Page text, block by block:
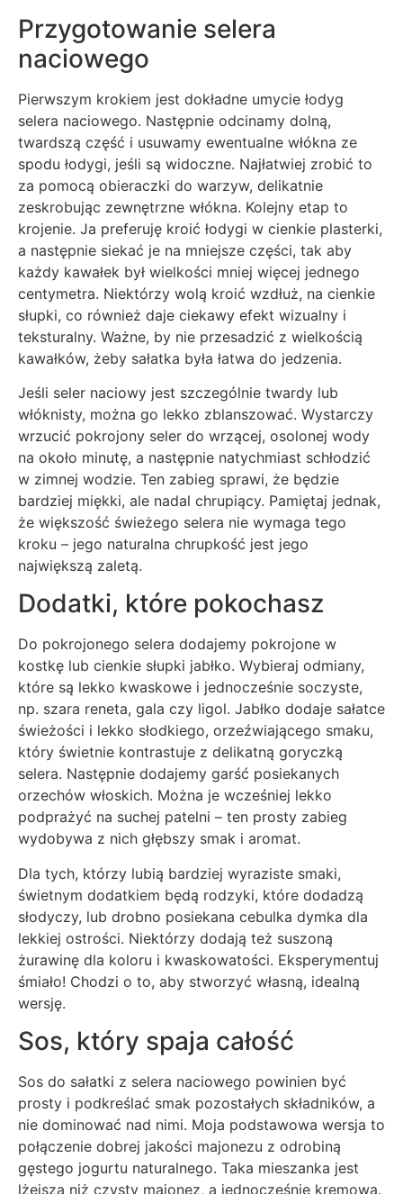
Przygotowanie selera
naciowego
Pierwszym krokiem jest dokładne umycie łodyg
selera naciowego. Następnie odcinamy dolną,
twardszą część i usuwamy ewentualne włókna ze
spodu łodygi, jeśli są widoczne. Najłatwiej zrobić to
za pomocą obieraczki do warzyw, delikatnie
zeskrobując zewnętrzne włókna. Kolejny etap to
krojenie. Ja preferuję kroić łodygi w cienkie plasterki,
a następnie siekać je na mniejsze części, tak aby
każdy kawałek był wielkości mniej więcej jednego
centymetra. Niektórzy wolą kroić wzdłuż, na cienkie
słupki, co również daje ciekawy efekt wizualny i
teksturalny. Ważne, by nie przesadzić z wielkością
kawałków, żeby sałatka była łatwa do jedzenia.
Jeśli seler naciowy jest szczególnie twardy lub
włóknisty, można go lekko zblanszować. Wystarczy
wrzucić pokrojony seler do wrzącej, osolonej wody
na około minutę, a następnie natychmiast schłodzić
w zimnej wodzie. Ten zabieg sprawi, że będzie
bardziej miękki, ale nadal chrupiący. Pamiętaj jednak,
że większość świeżego selera nie wymaga tego
kroku – jego naturalna chrupkość jest jego
największą zaletą.
Dodatki, które pokochasz
Do pokrojonego selera dodajemy pokrojone w
kostkę lub cienkie słupki jabłko. Wybieraj odmiany,
które są lekko kwaskowe i jednocześnie soczyste,
np. szara reneta, gala czy ligol. Jabłko dodaje sałatce
świeżości i lekko słodkiego, orzeźwiającego smaku,
który świetnie kontrastuje z delikatną goryczką
selera. Następnie dodajemy garść posiekanych
orzechów włoskich. Można je wcześniej lekko
podprażyć na suchej patelni – ten prosty zabieg
wydobywa z nich głębszy smak i aromat.
Dla tych, którzy lubią bardziej wyraziste smaki,
świetnym dodatkiem będą rodzyki, które dodadzą
słodyczy, lub drobno posiekana cebulka dymka dla
lekkiej ostrości. Niektórzy dodają też suszoną
żurawinę dla koloru i kwaskowatości. Eksperymentuj
śmiało! Chodzi o to, aby stworzyć własną, idealną
wersję.
Sos, który spaja całość
Sos do sałatki z selera naciowego powinien być
prosty i podkreślać smak pozostałych składników, a
nie dominować nad nimi. Moja podstawowa wersja to
połączenie dobrej jakości majonezu z odrobiną
gęstego jogurtu naturalnego. Taka mieszanka jest
lżejsza niż czysty majonez, a jednocześnie kremowa.